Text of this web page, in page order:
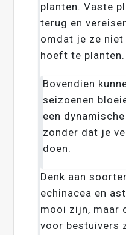
planten. Vaste
terug en
omdat je ze niet
hoeft te planten.
Bovendien
seizoenen
een
zonder dat je
doen.
Denk aan
echinacea en
mooi zijn, maar
voor bestuivers